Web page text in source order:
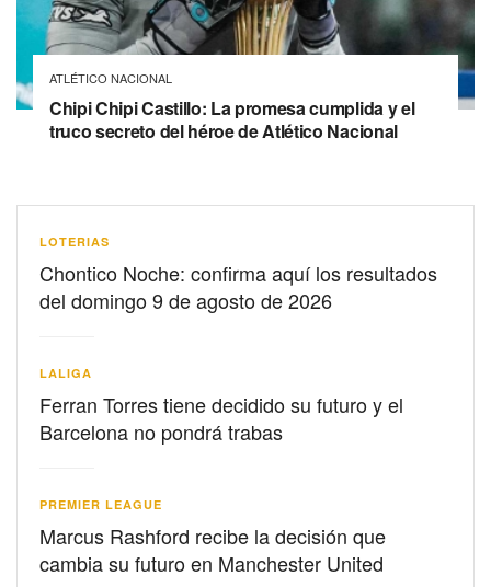
ATLÉTICO NACIONAL
Chipi Chipi Castillo: La promesa cumplida y el
truco secreto del héroe de Atlético Nacional
LOTERIAS
Chontico Noche: confirma aquí los resultados
del domingo 9 de agosto de 2026
LALIGA
Ferran Torres tiene decidido su futuro y el
Barcelona no pondrá trabas
PREMIER LEAGUE
Marcus Rashford recibe la decisión que
cambia su futuro en Manchester United